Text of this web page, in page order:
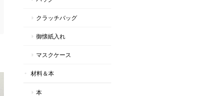
クラッチバッグ
御懐紙入れ
マスクケース
材料＆本
本